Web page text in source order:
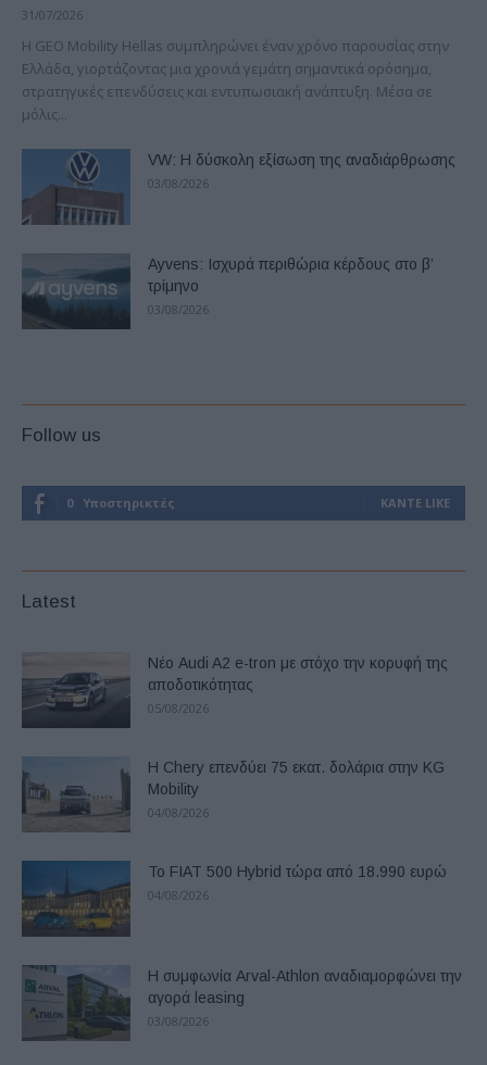
31/07/2026
Η GEO Mobility Hellas συμπληρώνει έναν χρόνο παρουσίας στην
Ελλάδα, γιορτάζοντας μια χρονιά γεμάτη σημαντικά ορόσημα,
στρατηγικές επενδύσεις και εντυπωσιακή ανάπτυξη. Μέσα σε
μόλις...
VW: Η δύσκολη εξίσωση της αναδιάρθρωσης
03/08/2026
Ayvens: Iσχυρά περιθώρια κέρδους στο β’
τρίμηνο
03/08/2026
Follow us
0 Υποστηρικτές ΚΆΝΤΕ LIKE
Latest
Νέο Audi A2 e-tron με στόχο την κορυφή της
αποδοτικότητας
05/08/2026
Η Chery επενδύει 75 εκατ. δολάρια στην KG
Mobility
04/08/2026
Το FIAT 500 Hybrid τώρα από 18.990 ευρώ
04/08/2026
Η συμφωνία Arval-Athlon αναδιαμορφώνει την
αγορά leasing
03/08/2026